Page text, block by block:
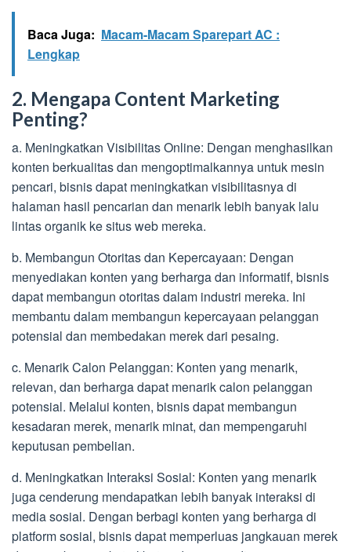
Baca Juga: Macam-Macam Sparepart AC :
Lengkap
2. Mengapa Content Marketing
Penting?
a. Meningkatkan Visibilitas Online: Dengan menghasilkan
konten berkualitas dan mengoptimalkannya untuk mesin
pencari, bisnis dapat meningkatkan visibilitasnya di
halaman hasil pencarian dan menarik lebih banyak lalu
lintas organik ke situs web mereka.
b. Membangun Otoritas dan Kepercayaan: Dengan
menyediakan konten yang berharga dan informatif, bisnis
dapat membangun otoritas dalam industri mereka. Ini
membantu dalam membangun kepercayaan pelanggan
potensial dan membedakan merek dari pesaing.
c. Menarik Calon Pelanggan: Konten yang menarik,
relevan, dan berharga dapat menarik calon pelanggan
potensial. Melalui konten, bisnis dapat membangun
kesadaran merek, menarik minat, dan mempengaruhi
keputusan pembelian.
d. Meningkatkan Interaksi Sosial: Konten yang menarik
juga cenderung mendapatkan lebih banyak interaksi di
media sosial. Dengan berbagi konten yang berharga di
platform sosial, bisnis dapat memperluas jangkauan merek